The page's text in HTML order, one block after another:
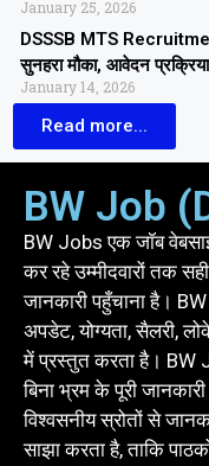
January 25, 2026
DSSSB MTS
सुनहरा मौका, आवेदन
January 14, 2026
Read more...
BW Job
BW Jobs एक जॉब
कर रहे उम्मीदवारों तक
जानकारी पहुँचाना है।
अपडेट, योग्यता, सैलरी,
में प्रस्तुत करता है। BW
बिना भ्रम के पूरी
विश्वसनीय स्रोतों से
साझा करता है, ताकि